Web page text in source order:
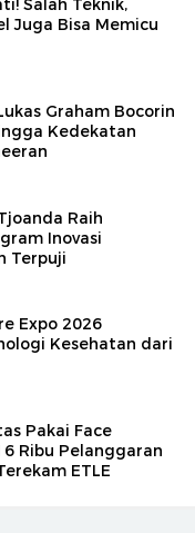
Salah Teknik,
Juga Bisa Memicu
Graham Bocorin
Kedekatan
Raih
Inovasi
Terpuji
Expo 2026
Kesehatan dari
Pakai Face
Ribu Pelanggaran
ETLE